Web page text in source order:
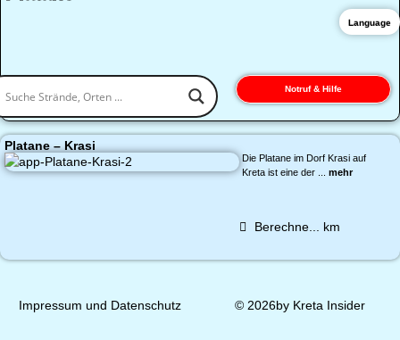
Notruf & Hilfe
Platane – Krasi
Die Platane im Dorf Krasi auf
Kreta ist eine der ... mehr
Berechne... km
Impressum und Datenschutz © 2026by Kreta Insider
Language